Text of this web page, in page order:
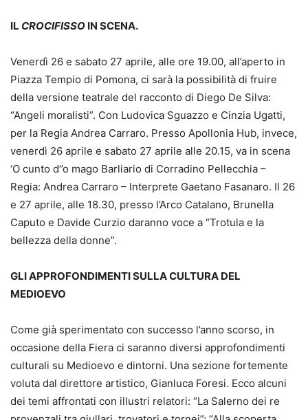
IL CROCIFISSO IN SCENA.
Venerdì 26 e sabato 27 aprile, alle ore 19.00, all’aperto in
Piazza Tempio di Pomona, ci sarà la possibilità di fruire
della versione teatrale del racconto di Diego De Silva:
“Angeli moralisti”. Con Ludovica Sguazzo e Cinzia Ugatti,
per la Regia Andrea Carraro. Presso Apollonia Hub, invece,
venerdì 26 aprile e sabato 27 aprile alle 20.15, va in scena
‘O cunto d’’o mago Barliario di Corradino Pellecchia –
Regia: Andrea Carraro – Interprete Gaetano Fasanaro. Il 26
e 27 aprile, alle 18.30, presso l’Arco Catalano, Brunella
Caputo e Davide Curzio daranno voce a “Trotula e la
bellezza della donne”.
GLI APPROFONDIMENTI SULLA CULTURA DEL
MEDIOEVO
Come già sperimentato con successo l’anno scorso, in
occasione della Fiera ci saranno diversi approfondimenti
culturali su Medioevo e dintorni. Una sezione fortemente
voluta dal direttore artistico, Gianluca Foresi. Ecco alcuni
dei temi affrontati con illustri relatori: “La Salerno dei re